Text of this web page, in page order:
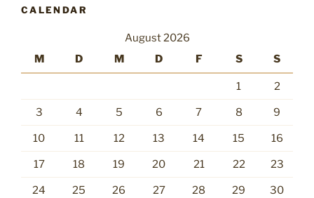
CALENDAR
August 2026
M
D M D F S S
1 2
3 4 5 6 7 8 9
10 11 12 13 14 15 16
17 18 19 20 21 22 23
24 25 26 27 28 29 30